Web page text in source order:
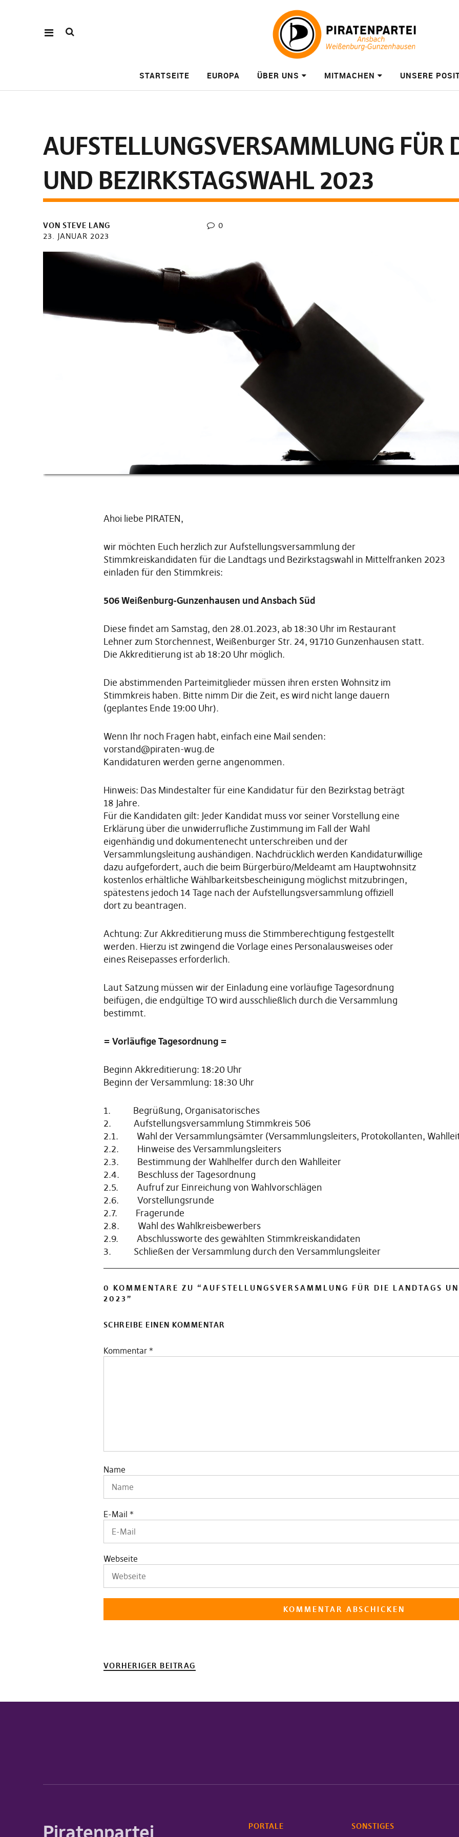
STARTSEITE EUROPA ÜBER UNS MITMACHEN UNSERE
AUFSTELLUNGSVERSAMMLUNG FÜR
UND BEZIRKSTAGSWAHL 2023
VON STEVE LANG
23. JANUAR 2023
0
Ahoi liebe PIRATEN,
wir möchten Euch herzlich zur Aufstellungsversammlung der
Stimmkreiskandidaten für die Landtags und Bezirkstagswahl in Mittelfranken 2023
einladen für den Stimmkreis:
506 Weißenburg-Gunzenhausen und Ansbach Süd
Diese findet am Samstag, den 28.01.2023, ab 18:30 Uhr im Restaurant
Lehner zum Storchennest, Weißenburger Str. 24, 91710 Gunzenhausen statt.
Die Akkreditierung ist ab 18:20 Uhr möglich.
Die abstimmenden Parteimitglieder müssen ihren ersten Wohnsitz im
Stimmkreis haben. Bitte nimm Dir die Zeit, es wird nicht lange dauern
(geplantes Ende 19:00 Uhr).
Wenn Ihr noch Fragen habt, einfach eine Mail senden:
vorstand@piraten-wug.de
Kandidaturen werden gerne angenommen.
Hinweis: Das Mindestalter für eine Kandidatur für den Bezirkstag beträgt
18 Jahre.
Für die Kandidaten gilt: Jeder Kandidat muss vor seiner Vorstellung eine
Erklärung über die unwiderrufliche Zustimmung im Fall der Wahl
eigenhändig und dokumentenecht unterschreiben und der
Versammlungsleitung aushändigen. Nachdrücklich werden Kandidaturwillige
dazu aufgefordert, auch die beim Bürgerbüro/Meldeamt am Hauptwohnsitz
kostenlos erhältliche Wählbarkeitsbescheinigung möglichst mitzubringen,
spätestens jedoch 14 Tage nach der Aufstellungsversammlung offiziell
dort zu beantragen.
Achtung: Zur Akkreditierung muss die Stimmberechtigung festgestellt
werden. Hierzu ist zwingend die Vorlage eines Personalausweises oder
eines Reisepasses erforderlich.
Laut Satzung müssen wir der Einladung eine vorläufige Tagesordnung
beifügen, die endgültige TO wird ausschließlich durch die Versammlung
bestimmt.
= Vorläufige Tagesordnung =
Beginn Akkreditierung: 18:20 Uhr
Beginn der Versammlung: 18:30 Uhr
1. Begrüßung, Organisatorisches
2. Aufstellungsversammlung Stimmkreis 506
2.1. Wahl der Versammlungsämter (Versammlungsleiters, Protokollanten,
2.2. Hinweise des Versammlungsleiters
2.3. Bestimmung der Wahlhelfer durch den Wahlleiter
2.4. Beschluss der Tagesordnung
2.5. Aufruf zur Einreichung von Wahlvorschlägen
2.6. Vorstellungsrunde
2.7. Fragerunde
2.8. Wahl des Wahlkreisbewerbers
2.9. Abschlussworte des gewählten Stimmkreiskandidaten
3. Schließen der Versammlung durch den Versammlungsleiter
0 KOMMENTARE ZU “ AUFSTELLUNGSVERSAMMLUNG FÜR DIE LANDTAGS
2023 ”
SCHREIBE EINEN KOMMENTAR
Kommentar *
Name
E-Mail *
Webseite
VORHERIGER BEITRAG
PORTALE SONSTIGES